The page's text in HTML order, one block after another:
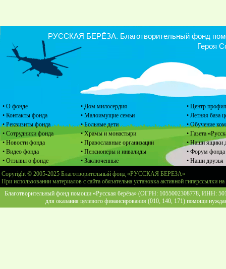
• О фонде
• Контакты фонда
• Реквизиты фонда
• Сотрудники фонда
• Новости фонда
• Видео фонда
• Отзывы о фонде
• Дом милосердия
• Малоимущие семьи
• Больные дети
• Храмы и монастыри
• Православные организации
• Пенсионеры и инвалиды
• Заключенные
• Центр
• Летняя база
• Обучение
• Газета
• Наши ящики
• Форум фонда
• Наши друзья
РУССКАЯ БЕРЁЗА. Благотворительный фонд
Героя
Copyright © 2005-2025 Благотворительный фонд «РУССКАЯ БЕРЕЗА»
При использовании материалов с сайта обязательна установка активной гиперссылки
Благотворительный фонд помощи «Русская берёза» (ОГРН: 1055002308778, ИНН:
для оказания целевого финансирования (010, 140, 171) помощи